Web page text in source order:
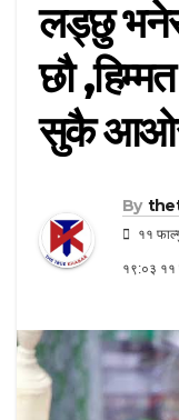
लड्छु भनेर
छौ
सुकै
By
११
१९:०३ ११